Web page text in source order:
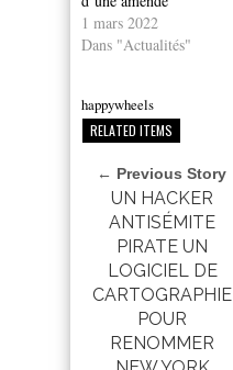
1 mars 2022
Dans "Actualités"
happywheels
RELATED ITEMS
← Previous Story
UN HACKER
ANTISÉMITE
PIRATE UN
LOGICIEL DE
CARTOGRAPHIE
POUR
RENOMMER